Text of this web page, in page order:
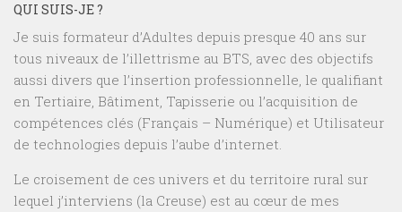
QUI SUIS-JE ?
Je suis formateur d’Adultes depuis presque 40 ans sur
tous niveaux de l’illettrisme au BTS, avec des objectifs
aussi divers que l’insertion professionnelle, le qualifiant
en Tertiaire, Bâtiment, Tapisserie ou l’acquisition de
compétences clés (Français – Numérique) et Utilisateur
de technologies depuis l’aube d’internet.
Le croisement de ces univers et du territoire rural sur
lequel j’interviens (la Creuse) est au cœur de mes